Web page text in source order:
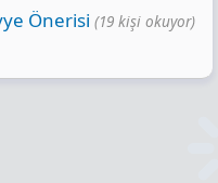
Önerisi (19 kişi okuyor)